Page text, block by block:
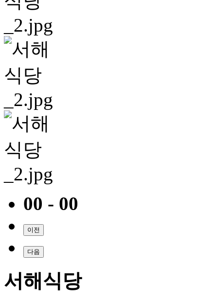
00 - 00
이전
다음
서해식당